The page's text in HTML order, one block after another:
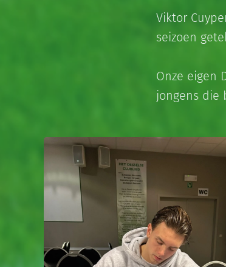
Viktor
seizoen
Onze eigen
jongens die